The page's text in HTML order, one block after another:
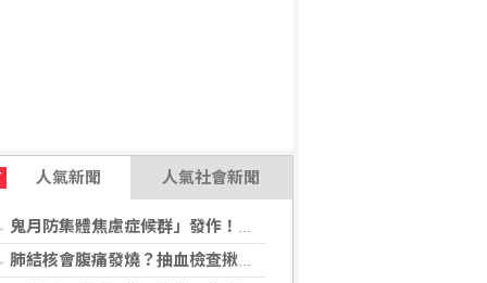
人氣新聞 人氣社會新聞
鬼月防集體焦慮症候群」發作！醫揭：安度民俗月2大「認知調適」對策
肺結核會腹痛發燒？抽血檢查揪潛伏感染對症下藥